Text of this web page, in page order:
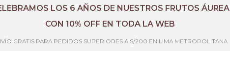
LOS 6 AÑOS DE NUESTROS FRUTOS ÁUREA
CON 10% OFF EN TODA LA WEB
GRATIS PARA PEDIDOS SUPERIORES A S/200 EN LIMA METROPOLITANA